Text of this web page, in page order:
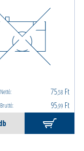
Nettó: 75,58 Ft
Bruttó: 95,99 Ft